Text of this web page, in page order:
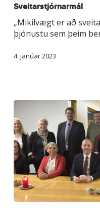
Sveitarstjórnarmál
„Mikilvægt er að
þjónustu sem þeim
4. janúar 2023